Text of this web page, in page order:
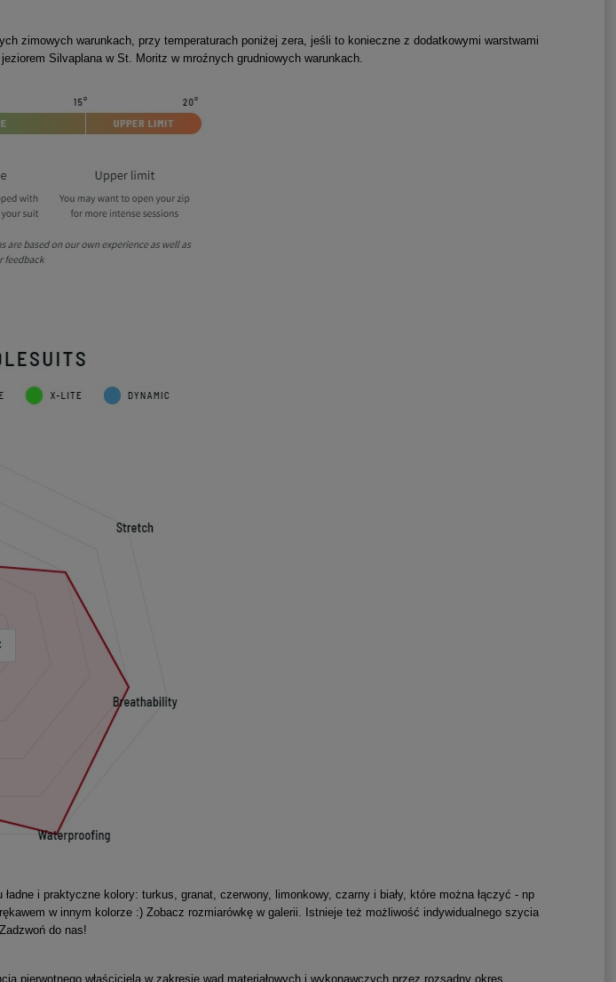
zimowych warunkach, przy temperaturach poniżej zera, jeśli to konieczne z dodatkowymi warstwami
Silvaplana w St. Moritz w mroźnych grudniowych warunkach.
i praktyczne kolory: turkus, granat, czerwony, limonkowy, czarny i biały, które można łączyć - np
w innym kolorze :) Zobacz rozmiarówkę w galerii. Istnieje też możliwość indywidualnego szycia
do nas!
pierwotnego właściciela w zakresie wad materiałowych i wykonawczych przez rozsądny okres